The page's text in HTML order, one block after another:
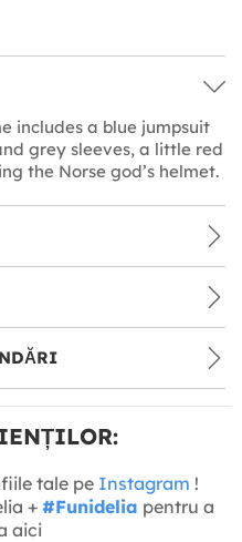
includes a blue jumpsuit
grey sleeves, a little red
the Norse god’s helmet.
tale pe Instagram !
+ #Funidelia pentru a
aici